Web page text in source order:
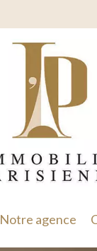
Notre agence